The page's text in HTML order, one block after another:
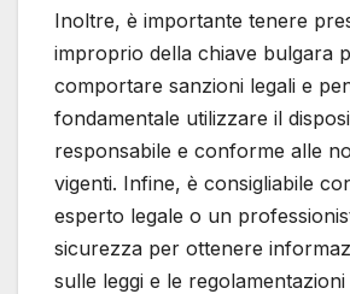
Inoltre, è importante tenere
improprio della chiave bulgara
comportare sanzioni legali e
fondamentale utilizzare il
responsabile e conforme alle
vigenti. Infine, è consigliabile
esperto legale o un
sicurezza per ottenere
sulle leggi e le regolamentazioni